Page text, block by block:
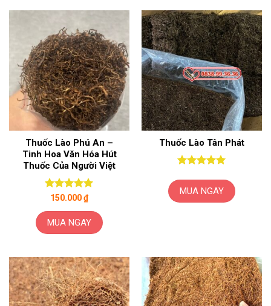
Thuốc Lào Phú An –
Tinh Hoa Văn Hóa Hút
Thuốc Của Người Việt
Được xếp
150.000₫
MUA NGAY
Thuốc Lào Tân Phát
hạng
sao
MUA NGAY